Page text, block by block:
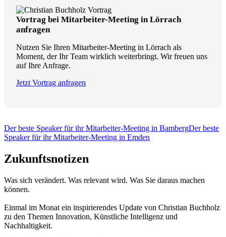
Vortrag bei Mitarbeiter-Meeting in Lörrach
anfragen
Nutzen Sie Ihren Mitarbeiter-Meeting in Lörrach als
Moment, der Ihr Team wirklich weiterbringt. Wir freuen uns
auf Ihre Anfrage.
Jetzt Vortrag anfragen
Der beste Speaker für ihr Mitarbeiter-Meeting in BambergDer beste
Speaker für ihr Mitarbeiter-Meeting in Emden
Zukunftsnotizen
Was sich verändert. Was relevant wird. Was Sie daraus machen
können.
Einmal im Monat ein inspirierendes Update von Christian Buchholz
zu den Themen Innovation, Künstliche Intelligenz und
Nachhaltigkeit.